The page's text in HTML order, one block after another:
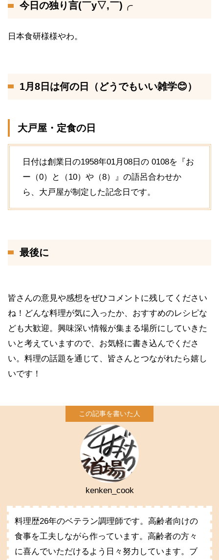
今日の独り言(￣y▽,￣)╭
日本食研様様やわ。
1月8日は何の日（どうでもいい雑学😊）
大戸屋・定食の日
日付は創業日の1958年01月08日の 0108を『お
ー（0）と（10）や（8）』の語呂合わせか
ら、大戸屋が制定した記念日です。
最後に
皆さんの意見や感想をぜひコメントに残してください
ね！どんな料理が気に入ったか、おすすめのレシピな
ども大歓迎。興味深い情報が集まる場所にしていきた
いと考えていますので、お気軽に書き込んでくださ
い。料理の話題を通じて、皆さんとつながれたら嬉し
いです！
kenken_cook
料理歴26年のベテラン調理師です。高齢者向けの
食事を工夫しながら作っています。高齢者の方々
に喜んでいただけるよう日々努力しています。ブ